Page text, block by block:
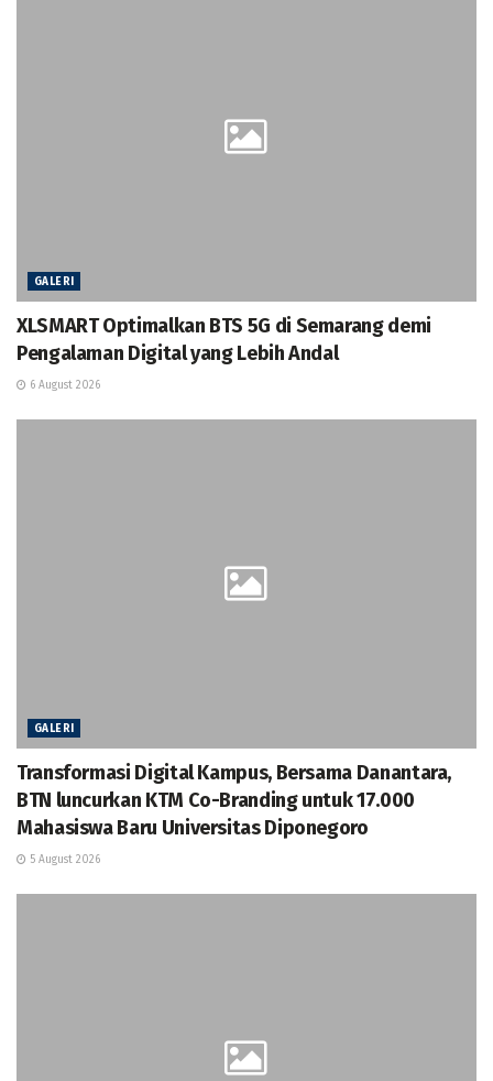
GALERI
XLSMART Optimalkan BTS 5G di Semarang demi
Pengalaman Digital yang Lebih Andal
6 August 2026
GALERI
Transformasi Digital Kampus, Bersama Danantara,
BTN luncurkan KTM Co-Branding untuk 17.000
Mahasiswa Baru Universitas Diponegoro
5 August 2026